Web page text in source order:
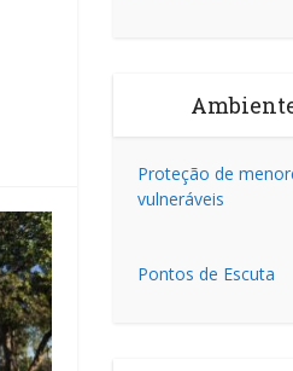
Proteção de
vulneráveis
Pontos de Escuta